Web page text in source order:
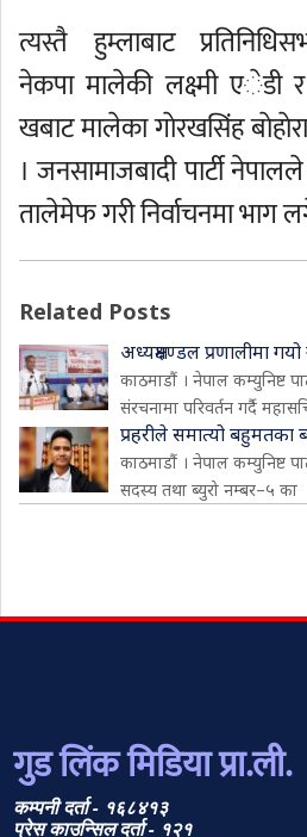
त्यस्तै हुम्लाबाट
नेकपा मालेकी लक्ष्मी एेडी
खबाट मालेका गाेरखसिंह
। जनसामाजबादी पार्टी
तालेमेफ गरी निर्वाचनमा भाग
Related Posts
अध्यक्षमण्डल प्रणालीमा
काठमाडौं । नेपाल कम्युनिष्ट
संरचनामा परिवर्तन गर्दै
प्रहरीले समात्यो बहुमतका
काठमाडौं । नेपाल कम्युनिष्ट
सदस्य तथा ब्युरो नम्बर–५ का
गुड लिंक मिडिया प्रा.ली.
कम्पनी दर्ता - १६८४१३
प्रेस काउन्सिल दर्ता - १२१